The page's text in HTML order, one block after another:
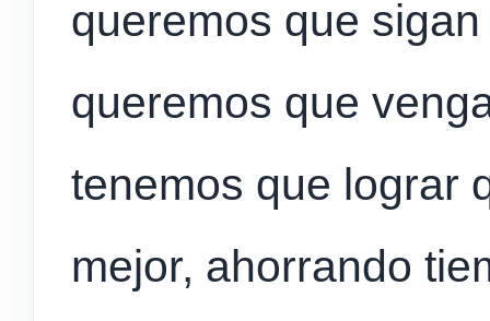
queremos que
queremos que
tenemos que lograr
mejor, ahorrando